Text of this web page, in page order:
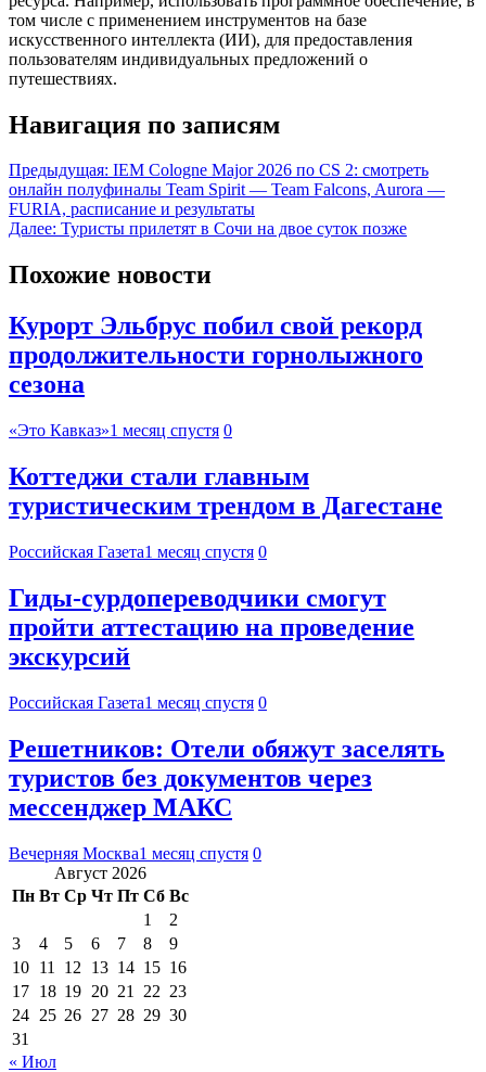
том числе с применением инструментов на базе
искусственного интеллекта (ИИ), для предоставления
пользователям индивидуальных предложений о
путешествиях.
Навигация по записям
Предыдущая: IEM Cologne Major 2026 по CS 2: смотреть
онлайн полуфиналы Team Spirit — Team Falcons, Aurora —
FURIA, расписание и результаты
Далее: Туристы прилетят в Сочи на двое суток позже
Похожие новости
Курорт Эльбрус побил свой рекорд
продолжительности горнолыжного
сезона
«Это Кавказ»1 месяц спустя 0
Коттеджи стали главным
туристическим трендом в Дагестане
Российская Газета1 месяц спустя 0
Гиды-сурдопереводчики смогут
пройти аттестацию на проведение
экскурсий
Российская Газета1 месяц спустя 0
Решетников: Отели обяжут заселять
туристов без документов через
мессенджер МАКС
Вечерняя Москва1 месяц спустя 0
Август 2026
Пн Вт Ср Чт Пт Сб Вс
1
2
3
4 5 6 7 8
9
10 11 12 13 14 15 16
17 18 19 20 21 22 23
24 25 26 27 28 29 30
31
« Июл